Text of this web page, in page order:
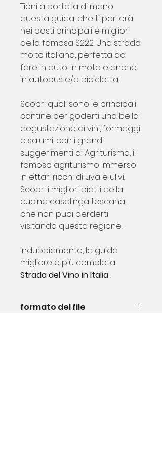
Tieni a portata di mano
questa guida, che ti porterà
nei posti principali e migliori
della famosa S222. Una strada
molto italiana, perfetta da
fare in auto, in moto e anche
in autobus e/o bicicletta.
Scopri quali sono le principali
cantine per goderti una bella
degustazione di vini, formaggi
e salumi, con i grandi
suggerimenti di Agriturismo, il
famoso agriturismo immerso
in ettari ricchi di uva e ulivi.
Scopri i migliori piatti della
cucina casalinga toscana,
che non puoi perderti
visitando questa regione.
Indubbiamente, la guida
migliore e più completa
Strada del Vino in Italia.
formato del file